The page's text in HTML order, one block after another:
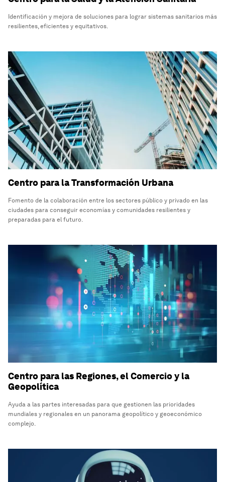
Identificación y mejora de soluciones para lograr sistemas sanitarios más
resilientes, eficientes y equitativos.
Centro para la Transformación Urbana
Fomento de la colaboración entre los sectores público y privado en las
ciudades para conseguir economías y comunidades resilientes y
preparadas para el futuro.
Centro para las Regiones, el Comercio y la
Geopolítica
Ayuda a las partes interesadas para que gestionen las prioridades
mundiales y regionales en un panorama geopolítico y geoeconómico
complejo.